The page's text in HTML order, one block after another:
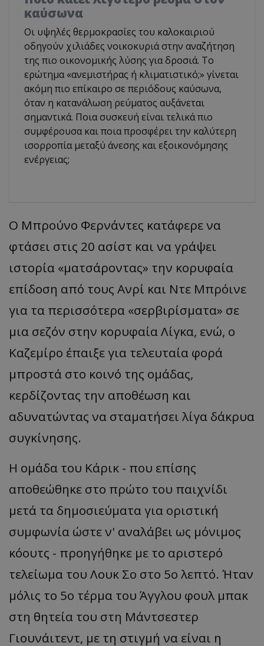
καύσωνα
Οι υψηλές θερμοκρασίες του καλοκαιριού
οδηγούν χιλιάδες νοικοκυριά στην αναζήτηση
της πιο οικονομικής λύσης για δροσιά. Το
ερώτημα «ανεμιστήρας ή κλιματιστικό;» γίνεται
ακόμη πιο επίκαιρο σε περιόδους καύσωνα,
όταν η κατανάλωση ρεύματος αυξάνεται
σημαντικά. Ποια συσκευή είναι τελικά πιο
συμφέρουσα και ποια προσφέρει την καλύτερη
ισορροπία μεταξύ άνεσης και εξοικονόμησης
ενέργειας;
Ο Μπρούνο Φερνάντες κατάφερε να
φτάσει στις 20 ασίστ και να γράψει
ιστορία «ματσάροντας» την κορυφαία
επίδοση από τους Ανρί και Ντε Μπρόινε
για τα περισσότερα «σερβιρίσματα» σε
μια σεζόν στην κορυφαία Λίγκα, ενώ, ο
Καζεμίρο έπαιξε για τελευταία φορά
μπροστά στο κοινό της ομάδας,
κερδίζοντας την αποθέωση και
αδυνατώντας να σταματήσει λίγα δάκρυα
συγκίνησης.
Η ομάδα του Κάρικ - που επίσης
αποθεώθηκε στο πρώτο του παιχνίδι
μετά τα δημοσιεύματα για οριστική
συμφωνία ώστε ν' αναλάβει ως μόνιμος
κόουτς - προηγήθηκε με το αριστερό
τελείωμα του Λουκ Σο στο 5ο λεπτό. Ήταν
μόλις το 5ο τέρμα του Άγγλου φουλ μπακ
στη θητεία του στη Μάντσεστερ
Γιουνάιτεντ, με τη στιγμή να είναι η